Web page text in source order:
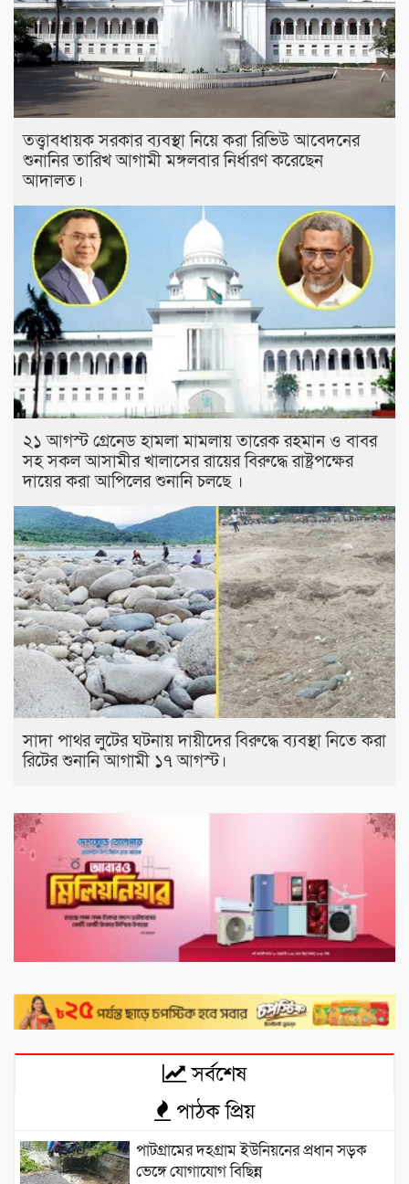
তত্ত্বাবধায়ক সরকার ব্যবস্থা নিয়ে করা রিভিউ আবেদনের
শুনানির তারিখ আগামী মঙ্গলবার নির্ধারণ করেছেন
আদালত।
২১ আগস্ট গ্রেনেড হামলা মামলায় তারেক রহমান ও বাবর
সহ সকল আসামীর খালাসের রায়ের বিরুদ্ধে রাষ্ট্রপক্ষের
দায়ের করা আপিলের শুনানি চলছে ।
সাদা পাথর লুটের ঘটনায় দায়ীদের বিরুদ্ধে ব্যবস্থা নিতে করা
রিটের শুনানি আগামী ১৭ আগস্ট।
সর্বশেষ
পাঠক প্রিয়
পাটগ্রামের দহগ্রাম ইউনিয়নের প্রধান সড়ক
ভেঙ্গে যোগাযোগ বিছিন্ন